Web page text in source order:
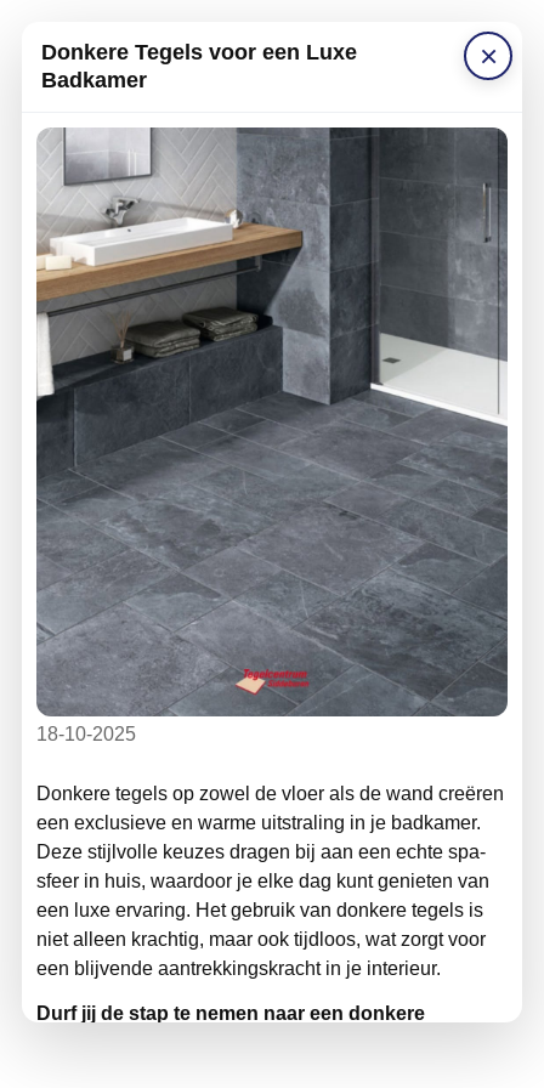
×
Donkere Tegels voor een Luxe
Badkamer
18-10-2025
Donkere tegels op zowel de vloer als de wand creëren
een exclusieve en warme uitstraling in je badkamer.
Deze stijlvolle keuzes dragen bij aan een echte spa-
sfeer in huis, waardoor je elke dag kunt genieten van
een luxe ervaring. Het gebruik van donkere tegels is
niet alleen krachtig, maar ook tijdloos, wat zorgt voor
een blijvende aantrekkingskracht in je interieur.
Durf jij de stap te nemen naar een donkere